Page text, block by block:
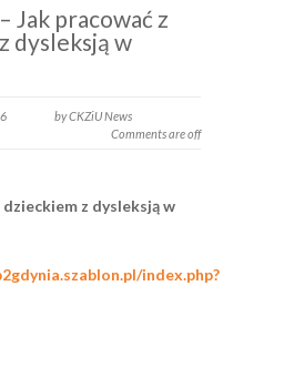
Jak pracować z
dysleksją w
by CKZiU News
Comments are off
z dysleksją w
index.php?